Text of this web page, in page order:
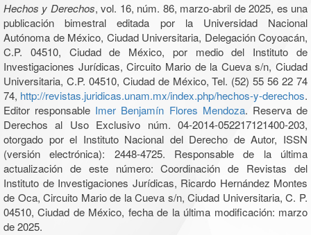
Hechos y Derechos, vol. 16, núm. 86, marzo-abril de 2025, es una
publicación bimestral editada por la Universidad Nacional
Autónoma de México, Ciudad Universitaria, Delegación Coyoacán,
C.P. 04510, Ciudad de México, por medio del Instituto de
Investigaciones Jurídicas, Circuito Mario de la Cueva s/n, Ciudad
Universitaria, C.P. 04510, Ciudad de México, Tel. (52) 55 56 22 74
74, http://revistas.juridicas.unam.mx/index.php/hechos-y-derechos.
Editor responsable Imer Benjamín Flores Mendoza. Reserva de
Derechos al Uso Exclusivo núm. 04-2014-052217121400-203,
otorgado por el Instituto Nacional del Derecho de Autor, ISSN
(versión electrónica): 2448-4725. Responsable de la última
actualización de este número: Coordinación de Revistas del
Instituto de Investigaciones Jurídicas, Ricardo Hernández Montes
de Oca, Circuito Mario de la Cueva s/n, Ciudad Universitaria, C. P.
04510, Ciudad de México, fecha de la última modificación: marzo
de 2025.